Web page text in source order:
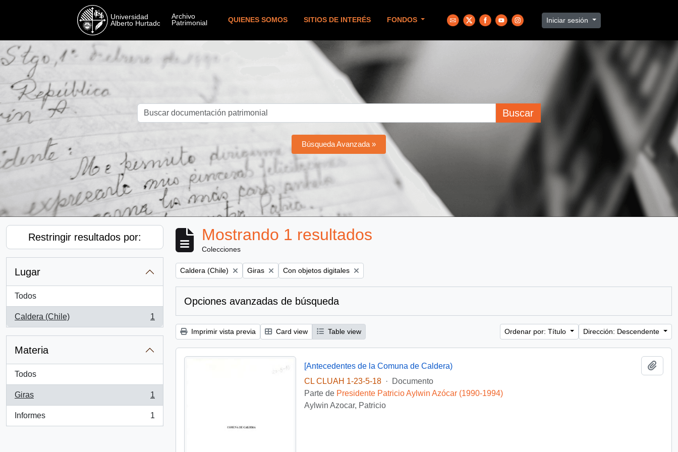
QUIENES SOMOS SITIOS DE INTERÉS FONDOS Iniciar sesión
Buscar
Búsqueda Avanzada »
Restringir resultados por:
Lugar
Todos
Caldera (Chile)
, 1 resultados
1
Materia
Todos
Giras
, 1 resultados
1
Informes
, 1 resultados
1
Mostrando 1 resultados
Colecciones
Remove filter:
Caldera (Chile) Remove filter:
Giras Remove filter:
Con objetos digitales
Opciones avanzadas de búsqueda
Imprimir vista previa Card view Table view Ordenar por: Título Dirección: Descendente
[Antecedentes de la Comuna de Caldera)
CL CLUAH 1-23-5-18
·
Documento
Parte de Presidente Patricio Aylwin Azócar (1990-1994)
Aylwin Azocar, Patricio